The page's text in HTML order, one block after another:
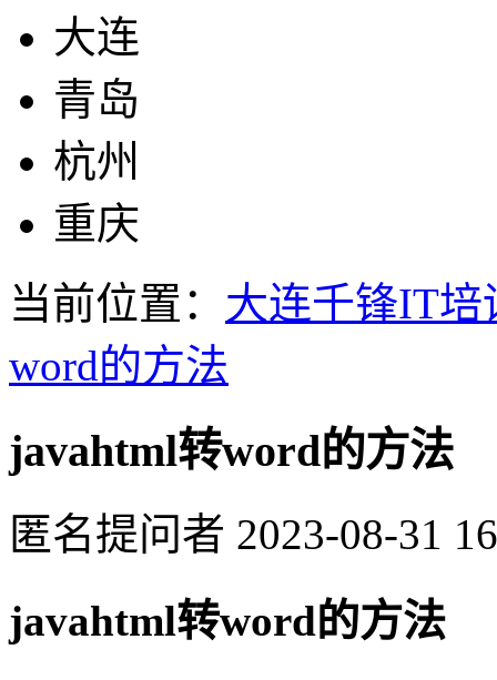
大连
青岛
杭州
重庆
当前位置： 大连千锋IT培
word的方法
javahtml转word的方法
匿名提问者 2023-08-31
javahtml转word的方法